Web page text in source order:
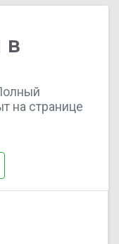
в
на странице